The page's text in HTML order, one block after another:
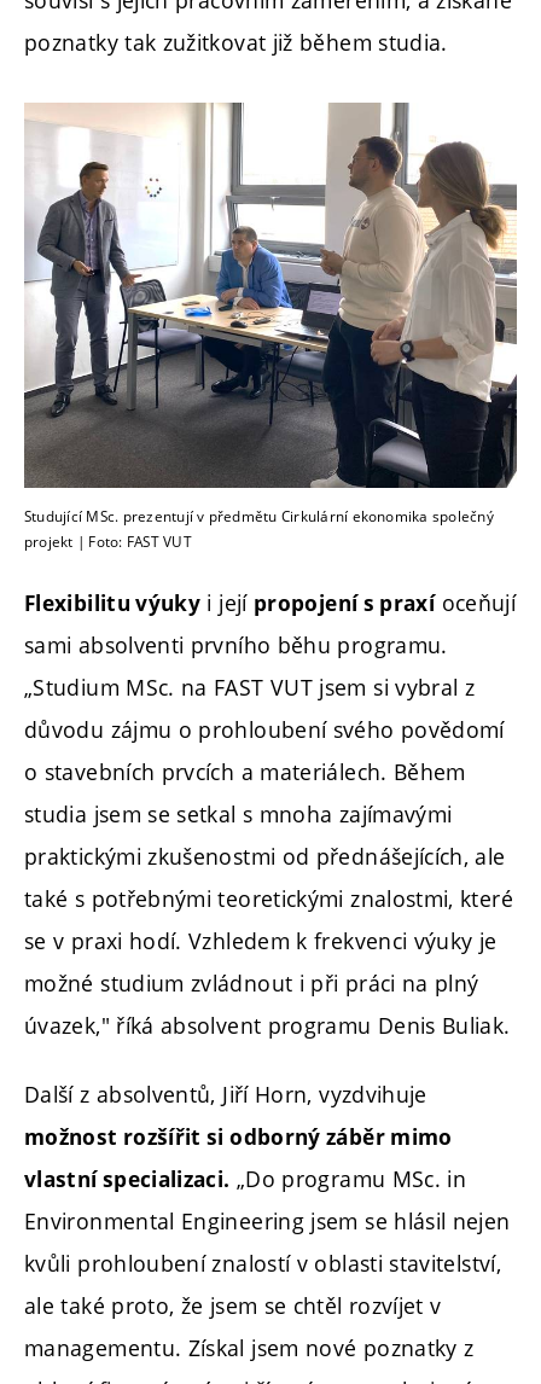
poznatky tak zužitkovat již během studia.
Studující MSc. prezentují v předmětu Cirkulární ekonomika společný
projekt | Foto: FAST VUT
Flexibilitu výuky i její propojení s praxíoceňují
sami absolventi prvního běhu programu.
„Studium MSc. na FAST VUT jsem si vybral z
důvodu zájmu o prohloubení svého povědomí
o stavebních prvcích a materiálech. Během
studia jsem se setkal s mnoha zajímavými
praktickými zkušenostmi od přednášejících, ale
také s potřebnými teoretickými znalostmi, které
se v praxi hodí. Vzhledem k frekvenci výuky je
možné studium zvládnout i při práci na plný
úvazek," říká absolvent programu Denis Buliak.
Další z absolventů, Jiří Horn, vyzdvihuje
možnost rozšířit si odborný záběr mimo
vlastní specializaci. „Do programu MSc. in
Environmental Engineering jsem se hlásil nejen
kvůli prohloubení znalostí v oblasti stavitelství,
ale také proto, že jsem se chtěl rozvíjet v
managementu. Získal jsem nové poznatky z